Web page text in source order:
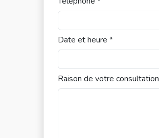
Date et heure *
Raison de votre consultation